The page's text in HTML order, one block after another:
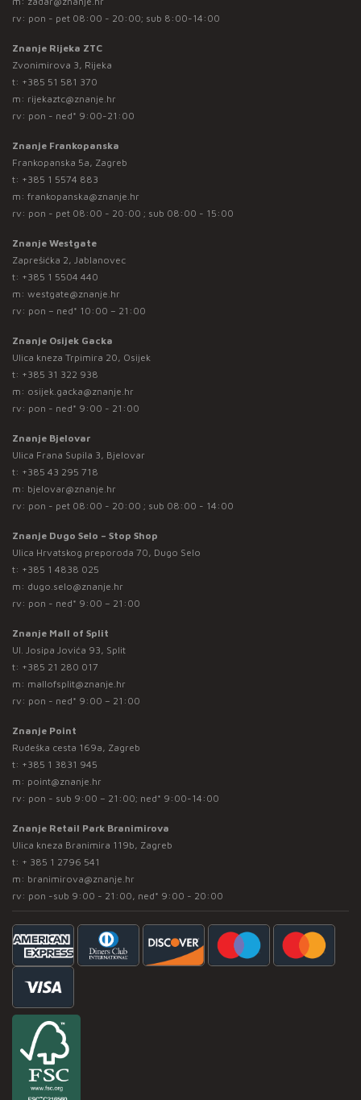
rv: pon - pet 08:00 - 20:00; sub 8:00-14:00
Znanje Rijeka ZTC
Zvonimirova 3, Rijeka
t: +385 51 581 370
m: rijekaztc@znanje.hr
rv: pon - ned* 9:00-21:00
Znanje Frankopanska
Frankopanska 5a, Zagreb
t: +385 1 5574 883
m: frankopanska@znanje.hr
rv: pon - pet 08:00 - 20:00 ; sub 08:00 - 15:00
Znanje Westgate
Zaprešićka 2, Jablanovec
t: +385 1 5504 440
m: westgate@znanje.hr
rv: pon – ned* 10:00 – 21:00
Znanje Osijek Gacka
Ulica kneza Trpimira 20, Osijek
t: +385 31 322 938
m: osijek.gacka@znanje.hr
rv: pon - ned* 9:00 - 21:00
Znanje Bjelovar
Ulica Frana Supila 3, Bjelovar
t: +385 43 295 718
m: bjelovar@znanje.hr
rv: pon - pet 08:00 - 20:00 ; sub 08:00 - 14:00
Znanje Dugo Selo – Stop Shop
Ulica Hrvatskog preporoda 70, Dugo Selo
t: +385 1 4838 025
m: dugo.selo@znanje.hr
rv: pon - ned* 9:00 – 21:00
Znanje Mall of Split
Ul. Josipa Jovića 93, Split
t: +385 21 280 017
m: mallofsplit@znanje.hr
rv: pon - ned* 9:00 – 21:00
Znanje Point
Rudeška cesta 169a, Zagreb
t: +385 1 3831 945
m: point@znanje.hr
rv: pon - sub 9:00 – 21:00; ned* 9:00-14:00
Znanje Retail Park Branimirova
Ulica kneza Branimira 119b, Zagreb
t: + 385 1 2796 541
m: branimirova@znanje.hr
rv: pon -sub 9:00 - 21:00, ned* 9:00 - 20:00